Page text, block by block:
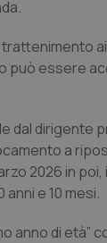
essere
dirigente
a
2026 in
e 10 mesi.
anno di età”